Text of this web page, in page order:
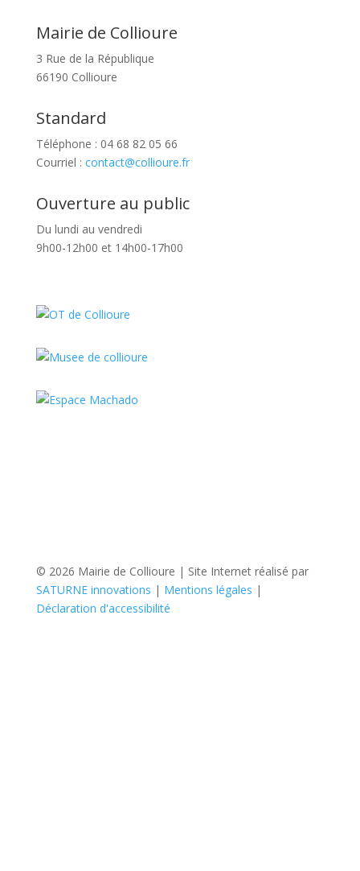
Mairie de Collioure
3 Rue de la République
66190 Collioure
Standard
Téléphone : 04 68 82 05 66
Courriel : contact@collioure.fr
Ouverture au public
Du lundi au vendredi
9h00-12h00 et 14h00-17h00
© 2026 Mairie de Collioure | Site Internet réalisé par
SATURNE innovations | Mentions légales |
Déclaration d'accessibilité